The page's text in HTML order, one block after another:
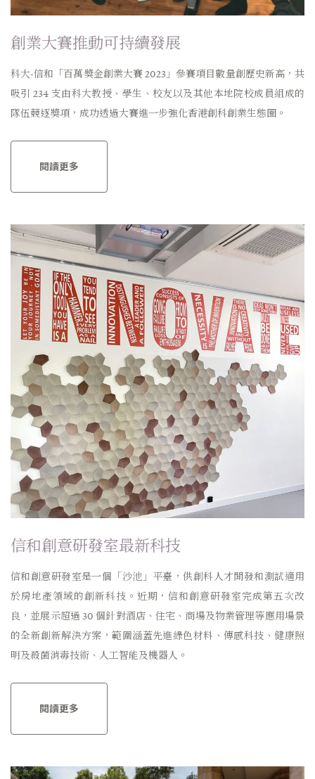
創業大賽推動可持續發展
科大-信和「百萬獎金創業大賽 2023」參賽項目數量創歷史新高，共
吸引 234 支由科大教授、學生、校友以及其他本地院校成員組成的
隊伍競逐獎項，成功透過大賽進一步強化香港創科創業生態圈。
閱讀更多
信和創意研發室最新科技
信和創意研發室是一個「沙池」平臺，供創科人才開發和測試適用
於房地產領域的創新科技。近期，信和創意研發室完成第五次改
良，並展示超過 30 個針對酒店、住宅、商場及物業管理等應用場景
的全新創新解決方案，範圍涵蓋先進綠色材料、傳感科技、健康照
明及殺菌消毒技術、人工智能及機器人。
閱讀更多